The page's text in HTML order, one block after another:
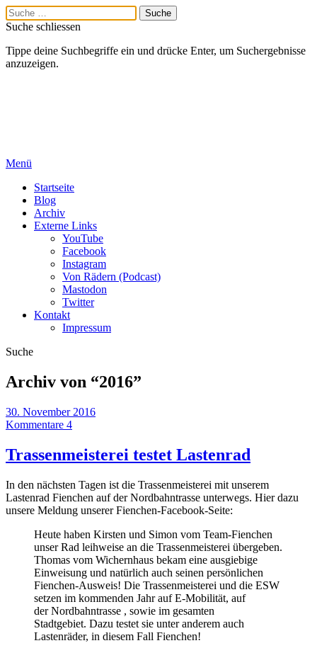
Suche schliessen
Tippe deine Suchbegriffe ein und drücke Enter, um Suchergebnisse
anzuzeigen.
Menü
Startseite
Blog
Archiv
Externe Links
YouTube
Facebook
Instagram
Von Rädern (Podcast)
Mastodon
Twitter
Kontakt
Impressum
Suche
Archiv von “2016”
30. November 2016
Kommentare 4
Trassenmeisterei testet Lastenrad
In den nächsten Tagen ist die Trassenmeisterei mit unserem
Lastenrad Fienchen auf der Nordbahntrasse unterwegs. Hier dazu
unsere Meldung unserer Fienchen-Facebook-Seite:
Heute haben Kirsten und Simon vom Team-Fienchen
unser Rad leihweise an die Trassenmeisterei übergeben.
Thomas vom Wichernhaus bekam eine ausgiebige
Einweisung und natürlich auch seinen persönlichen
Fienchen-Ausweis! Die Trassenmeisterei und die ESW
setzen im kommenden Jahr auf E-Mobilität, auf
der Nordbahntrasse , sowie im gesamten
Stadtgebiet. Dazu testet sie unter anderem auch
Lastenräder, in diesem Fall Fienchen!